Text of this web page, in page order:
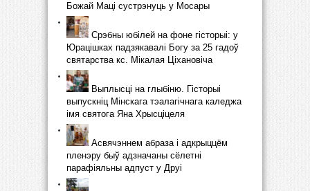
Божай Маці сустрэнуць у Мосары
Срэбны юбілей на фоне гісторыі: у
Юрацішках падзякавалі Богу за 25 гадоў
святарства кс. Мікалая Ціхановіча
Выплысці на глыбіню. Гісторыі
выпускніц Мінскага тэалагічнага каледжа
імя святога Яна Хрысціцеля
Асвячэннем абраза і адкрыццём
пленэру быў адзначаны сёлетні
парафіяльны адпуст у Друі